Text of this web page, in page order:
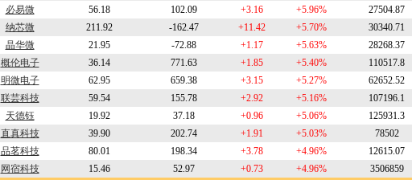
必易微 56.18 102.09 +3.16 +5.96% 27504.87
纳芯微 211.92 -162.47 +11.42 +5.70% 30340.71
晶华微 21.95 -72.88 +1.17 +5.63% 28268.37
概伦电子 36.14 771.63 +1.85 +5.40% 110517.8
明微电子 62.95 659.38 +3.15 +5.27% 62652.52
联芸科技 59.54 155.78 +2.92 +5.16% 107196.1
天德钰 19.92 37.18 +0.96 +5.06% 125931.3
直真科技 39.90 202.74 +1.91 +5.03% 78502
品茗科技 80.01 198.34 +3.78 +4.96% 12615.07
网宿科技 15.46 52.97 +0.73 +4.96% 3506859